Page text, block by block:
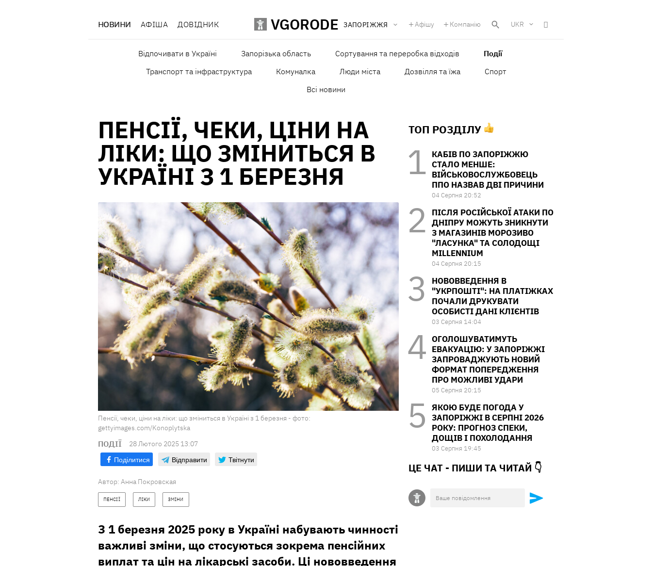
НОВИНИ АФІША ДОВІДНИК VGORODE ЗАПОРІЖЖЯ Афішу Компанію UKR
Відпочивати в Україні Запорізька область Сортування та переробка відходів
Події
Транспорт та інфраструктура
Комуналка Люди міста Дозвілля та їжа
Спорт
Всі новини
ПЕНСІЇ, ЧЕКИ, ЦІНИ НА
ЛІКИ: ЩО ЗМІНИТЬСЯ В
УКРАЇНІ З 1 БЕРЕЗНЯ
Пенсії, чеки, ціни на ліки: що зміниться в Україні з 1 березня - фото:
gettyimages.com/Konoplytska
ПОДІЇ 28 Лютого 2025 13:07
Поділитися Відправити Твітнути
Автор: Анна Покровская
ПЕНСІЇ ЛІКИ ЗМІНИ
З 1 березня 2025 року в Україні набувають чинності
важливі зміни, що стосуються зокрема пенсійних
виплат та цін на лікарські засоби. Ці нововведення
ТОП РОЗДІЛУ
КАБІВ ПО ЗАПОРІЖЖЮ
СТАЛО МЕНШЕ:
ВІЙСЬКОВОСЛУЖБОВЕЦЬ
ППО НАЗВАВ ДВІ ПРИЧИНИ
04 Серпня 20:52
ПІСЛЯ РОСІЙСЬКОЇ АТАКИ ПО
ДНІПРУ МОЖУТЬ ЗНИКНУТИ
З МАГАЗИНІВ МОРОЗИВО
"ЛАСУНКА" ТА СОЛОДОЩІ
MILLENNIUM
04 Серпня 20:15
НОВОВВЕДЕННЯ В
"УКРПОШТІ": НА ПЛАТІЖКАХ
ПОЧАЛИ ДРУКУВАТИ
ОСОБИСТІ ДАНІ КЛІЄНТІВ
03 Серпня 14:04
ОГОЛОШУВАТИМУТЬ
ЕВАКУАЦІЮ: У ЗАПОРІЖЖІ
ЗАПРОВАДЖУЮТЬ НОВИЙ
ФОРМАТ ПОПЕРЕДЖЕННЯ
ПРО МОЖЛИВІ УДАРИ
05 Серпня 20:15
ЯКОЮ БУДЕ ПОГОДА У
ЗАПОРІЖЖІ В СЕРПНІ 2026
РОКУ: ПРОГНОЗ СПЕКИ,
ДОЩІВ І ПОХОЛОДАННЯ
03 Серпня 19:45
ЦЕ ЧАТ - ПИШИ ТА ЧИТАЙ 👇